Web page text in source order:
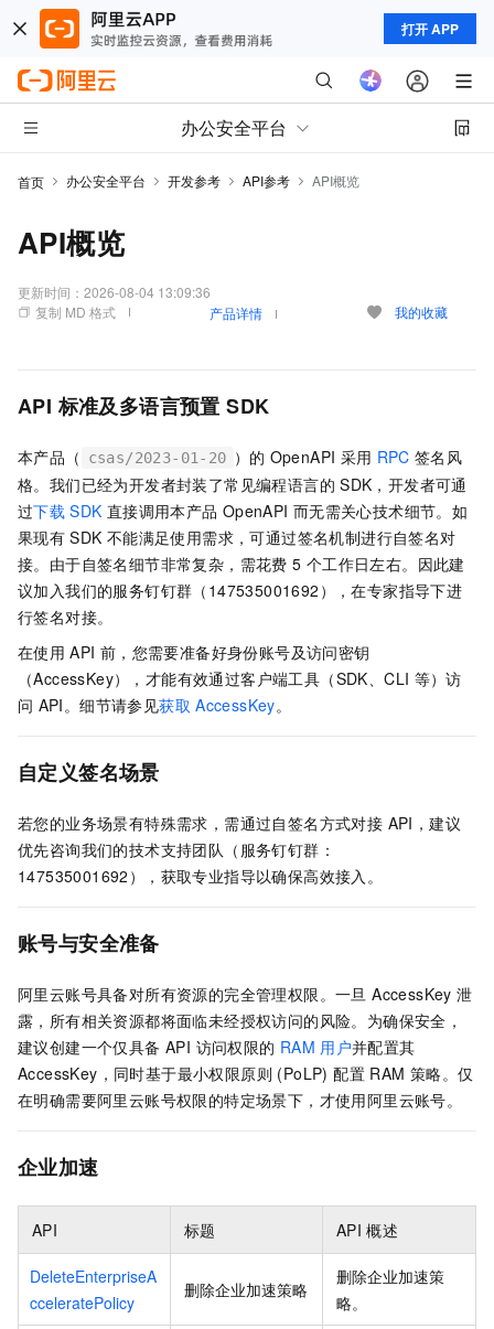
打开 APP
办公安全平台
首页 办公安全平台 开发参考 API参考 API概览
API概览
更新时间： 2026-08-04 13:09:36
复制 MD 格式
产品详情 我的收藏
API 标准及多语言预置 SDK
本产品（ csas/2023-01-20 ）的 OpenAPI 采用 RPC 签名风
格。我们已经为开发者封装了常见编程语言的 SDK，开发者可通
过下载 SDK 直接调用本产品 OpenAPI 而无需关心技术细节。如
果现有 SDK 不能满足使用需求，可通过签名机制进行自签名对
接。由于自签名细节非常复杂，需花费 5 个工作日左右。因此建
议加入我们的服务钉钉群（147535001692），在专家指导下进
行签名对接。
在使用 API 前，您需要准备好身份账号及访问密钥
（AccessKey），才能有效通过客户端工具（SDK、CLI 等）访
问 API。细节请参见获取 AccessKey。
自定义签名场景
若您的业务场景有特殊需求，需通过自签名方式对接 API，建议
优先咨询我们的技术支持团队（服务钉钉群：
147535001692），获取专业指导以确保高效接入。
账号与安全准备
阿里云账号具备对所有资源的完全管理权限。一旦 AccessKey 泄
露，所有相关资源都将面临未经授权访问的风险。为确保安全，
建议创建一个仅具备 API 访问权限的 RAM 用户并配置其
AccessKey，同时基于最小权限原则 (PoLP) 配置 RAM 策略。仅
在明确需要阿里云账号权限的特定场景下，才使用阿里云账号。
企业加速
API 标题 API 概述
DeleteEnterpriseA
cceleratePolicy
删除企业加速策略
删除企业加速策
略。